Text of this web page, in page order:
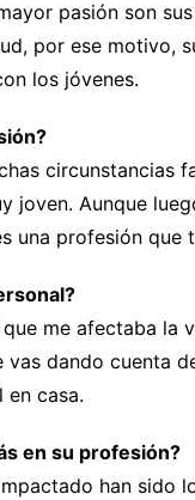
pasión son
por ese motivo,
los jóvenes.
circunstancias
joven. Aunque
una profesión que
me afectaba la
dando cuenta
en casa.
en su profesión?
han sido